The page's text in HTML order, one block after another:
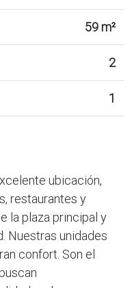
59 m²
2
1
ubicación,
restaurantes y
la plaza principal y
Nuestras unidades
confort. Son el